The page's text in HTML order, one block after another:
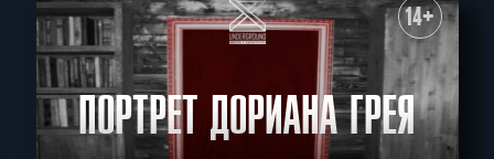
14+
ПОРТРЕТ ДОРИАНА ГРЕЯ